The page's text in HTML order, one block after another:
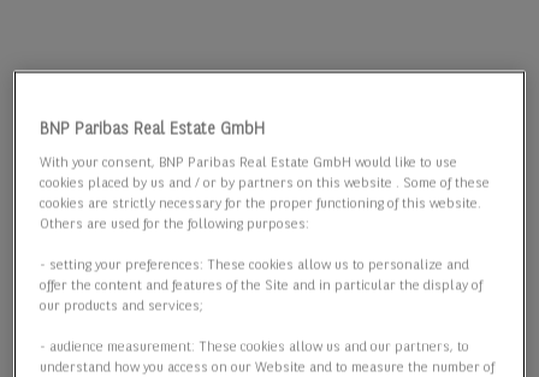
BNP Paribas Real Estate GmbH
With your consent, BNP Paribas Real Estate GmbH would like to use
cookies placed by us and / or by partners on this website . Some of these
cookies are strictly necessary for the proper functioning of this website.
Others are used for the following purposes:
- setting your preferences: These cookies allow us to personalize and
offer the content and features of the Site and in particular the display of
our products and services;
- audience measurement: These cookies allow us and our partners, to
understand how you access on our Website and to measure the number of